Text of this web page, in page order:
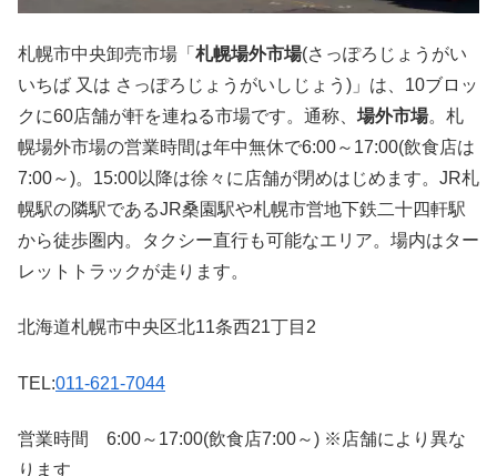
札幌市中央卸売市場「 札幌場外市場(さっぽろじょうがい
いちば 又は さっぽろじょうがいしじょう)」は、10ブロッ
クに60店舗が軒を連ねる市場です。通称、 場外市場。札
幌場外市場の営業時間は年中無休で6:00～17:00(飲食店は
7:00～)。15:00以降は徐々に店舗が閉めはじめます。JR札
幌駅の隣駅であるJR桑園駅や札幌市営地下鉄二十四軒駅
から徒歩圏内。タクシー直行も可能なエリア。場内はター
レットトラックが走ります。
北海道札幌市中央区北11条西21丁目2
TEL:011-621-7044
営業時間 6:00～17:00(飲食店7:00～) ※店舗により異な
ります